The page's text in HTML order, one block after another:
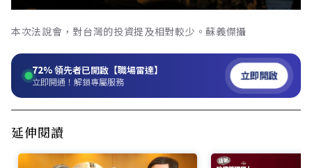
本次法說會，對台灣的投資提及相對較少。蘇義傑攝
72%領先者已開啟【職場雷達】
立即開通！解鎖專屬服務 立即開啟
延伸閱讀